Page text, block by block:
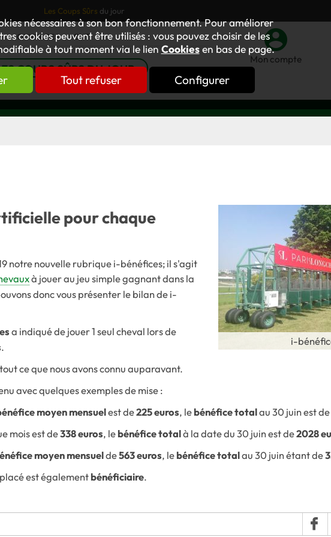
nécessaires à son bon fonctionnement. Pour améliorer
cookies peuvent être utilisés : vous pouvez choisir de les
à tout moment via le lien Cookiesen bas de page.
Tout refuser Configurer
Les Coups Sûrs du jour
OUVRAGES GNT
COUPS SÛRS DU JOUR
Mon compte
i-
pour chaque
notre nouvelle rubrique i-bénéfices; il s'agit
à jouer au jeu simple gagnant dans la
donc vous présenter le bilan de i-
a indiqué de jouer 1 seul cheval lors de
.
ce que nous avons connu auparavant.
avec quelques exemples de mise :
moyen mensuelest de225 euros, lebénéfice totalau 30 juin est de
mois est de338 euros, lebénéfice totalà la date du 30 juin est de2028
moyen mensuelde563 euros, lebénéfice totalau 30 juin étant de
est égalementbénéficiaire.